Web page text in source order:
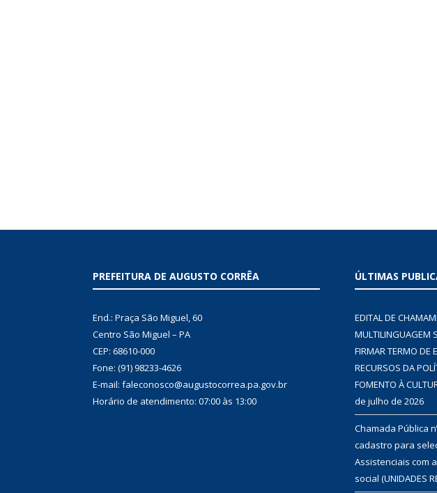
PREFEITURA DE AUGUSTO CORRÊA
End.: Praça São Miguel, 60
Centro São Miguel – PA
CEP: 68610-000
Fone: (91) 98233-4626
E-mail: faleconosco@augustocorrea.pa.gov.br
Horário de atendimento: 07:00 às 13:00
ÚLTIMAS
EDITAL DE
MULTILINGUAGEM
FIRMAR TERMO DE
RECURSOS DA
FOMENTO À
de julho de 2026
Chamada Pública
cadastro para
Assistenciais com
social (UNIDADES